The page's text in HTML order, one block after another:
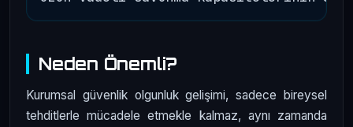
Neden Önemli?
Kurumsal güvenlik olgunluk gelişimi, sadece bireysel
tehditlerle mücadele etmekle kalmaz, aynı zamanda